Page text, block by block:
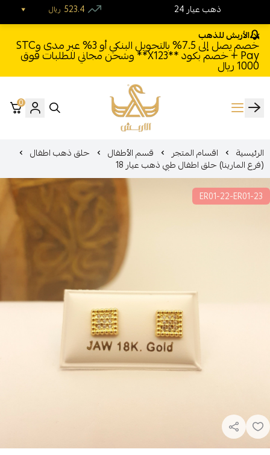
الأربش للذهب
خصم يصل إلى 7.5% بالتحويل البنكي أو 3% عبر مدى وSTC
Pay + خصم بكود **X123** وشحن مجاني للطلبات فوق
1000 ريال
الأربش للذهب
0
الرئيسية اقسام المتجر قسم الأطفال حلق ذهب اطفال
(فرع المارينا) حلق اطفال طبي ذهب عيار 18
ER01-22-ER01-23
24 ذهب عيار ريال 523.4